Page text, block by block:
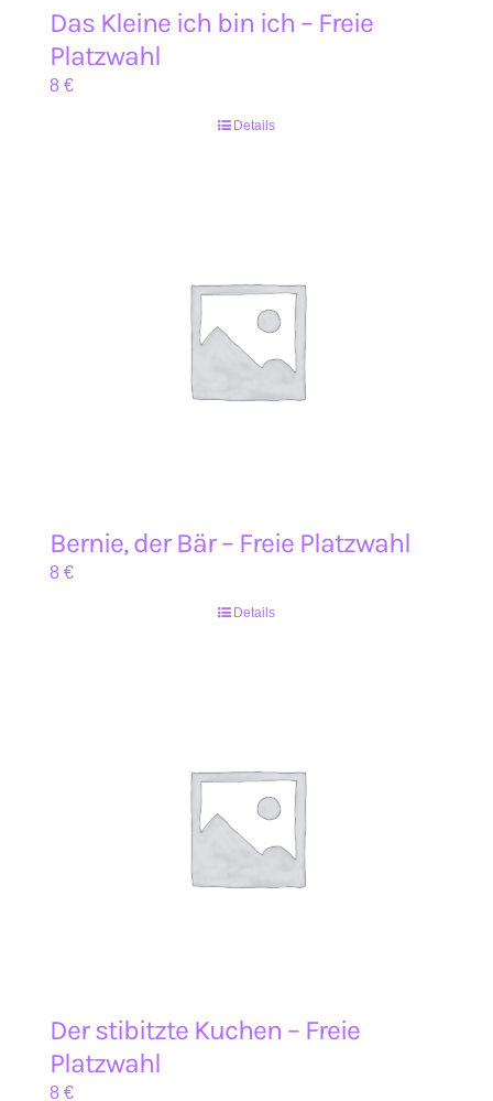
Das Kleine ich bin ich – Freie
Platzwahl
8 €
Details
Bernie, der Bär – Freie Platzwahl
8 €
Details
Der stibitzte Kuchen – Freie
Platzwahl
8 €